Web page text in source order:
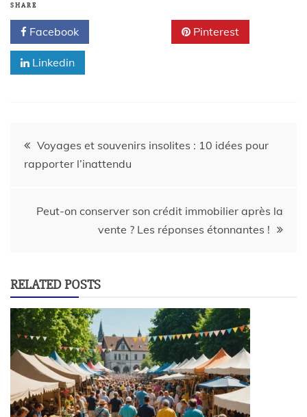
SHARE
Facebook Pinterest
Linkedin
Voyages et souvenirs insolites : 10 idées pour
rapporter l’inattendu
Peut-on conserver son crédit immobilier après la
vente ? Les réponses étonnantes !
RELATED POSTS